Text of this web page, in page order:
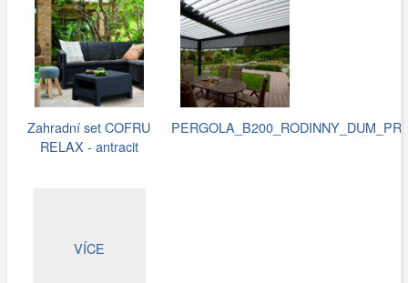
Zahradní set COFRU
RELAX - antracit
VÍCE